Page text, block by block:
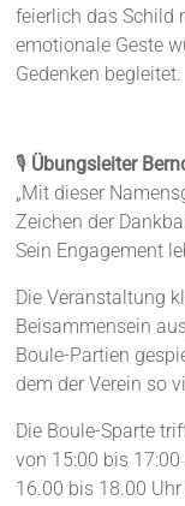
feierlich das Schild
emotionale Geste
Gedenken begleitet.
🎙️ Übungsleiter
„Mit dieser
Zeichen der
Sein Engagement
Die Veranstaltung
Beisammensein
Boule-Partien
dem der Verein so
Die Boule-Sparte
von 15:00 bis
16.00 bis 18.00